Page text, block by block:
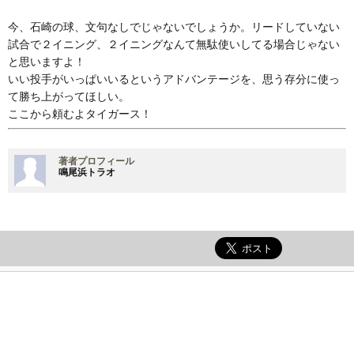
今、石崎の球、文句なしでじゃないでしょうか。リードしていない
試合で２イニング、２イニングなんて無駄使いしてる場合じゃない
と思いますよ！
いい投手がいっぱいいるというアドバンテージを、思う存分に使っ
て勝ち上がってほしい。
ここから頼むよタイガース！
著者プロフィール
鳴尾浜トラオ